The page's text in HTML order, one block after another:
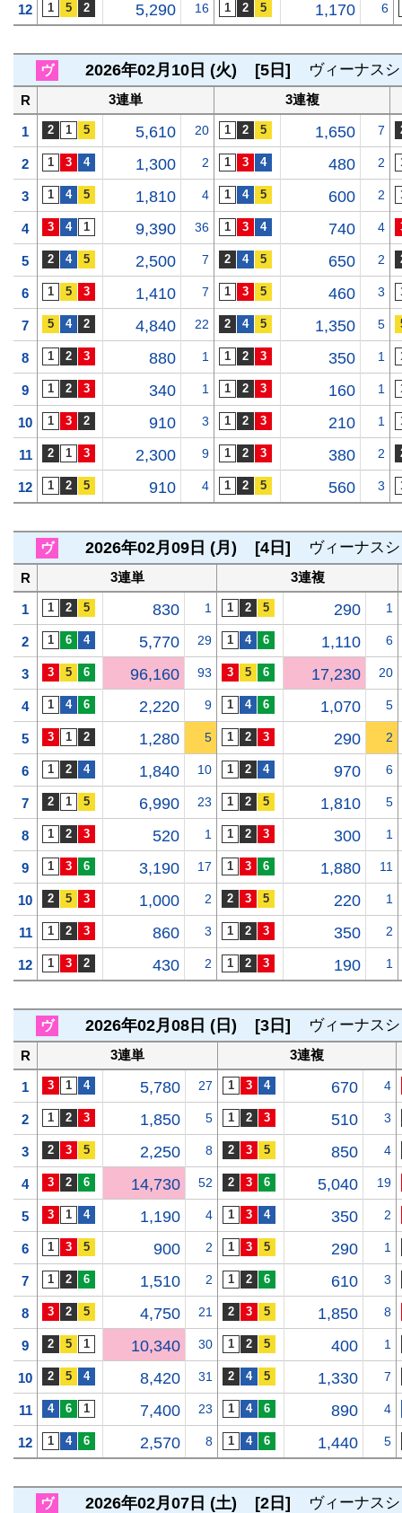
12 5,290 16 1,170 6
ヴ 2026年02月10日 (火) [5日] ヴィーナス
R 3連単 3連複
1 5,610 20 1,650 7
2 1,300 2 480 2
3 1,810 4 600 2
4 9,390 36 740 4
5 2,500 7 650 2
6 1,410 7 460 3
7 4,840 22 1,350 5
8 880 1 350 1
9 340 1 160 1
10 910 3 210 1
11 2,300 9 380 2
12 910 4 560 3
ヴ 2026年02月09日 (月) [4日] ヴィーナス
R 3連単 3連複
1 830 1 290 1
2 5,770 29 1,110 6
3 96,160 93 17,230 20
4 2,220 9 1,070 5
5 1,280 5 290 2
6 1,840 10 970 6
7 6,990 23 1,810 5
8 520 1 300 1
9 3,190 17 1,880 11
10 1,000 2 220 1
11 860 3 350 2
12 430 2 190 1
ヴ 2026年02月08日 (日) [3日] ヴィーナス
R 3連単 3連複
1 5,780 27 670 4
2 1,850 5 510 3
3 2,250 8 850 4
4 14,730 52 5,040 19
5 1,190 4 350 2
6 900 2 290 1
7 1,510 2 610 3
8 4,750 21 1,850 8
9 10,340 30 400 1
10 8,420 31 1,330 7
11 7,400 23 890 4
12 2,570 8 1,440 5
ヴ 2026年02月07日 (土) [2日] ヴィーナス